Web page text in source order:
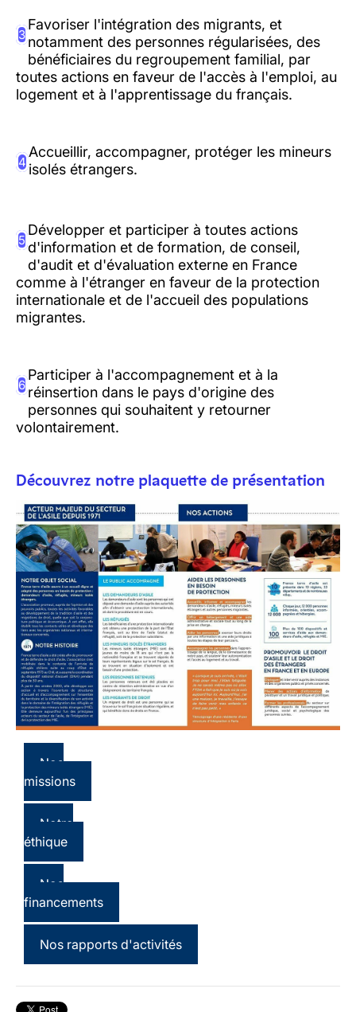
3
Favoriser l'intégration des migrants, et
notamment des personnes régularisées, des
bénéficiaires du regroupement familial, par
toutes actions en faveur de l'accès à l'emploi, au
logement et à l'apprentissage du français.
4
Accueillir, accompagner, protéger les mineurs
isolés étrangers.
5
Développer et participer à toutes actions
d'information et de formation, de conseil,
d'audit et d'évaluation externe en France
comme à l'étranger en faveur de la protection
internationale et de l'accueil des populations
migrantes.
6
Participer à l'accompagnement et à la
réinsertion dans le pays d'origine des
personnes qui souhaitent y retourner
volontairement.
Découvrez notre plaquette de présentation
Nos
missions
Notre
éthique
Nos
financements
Nos rapports d'activités